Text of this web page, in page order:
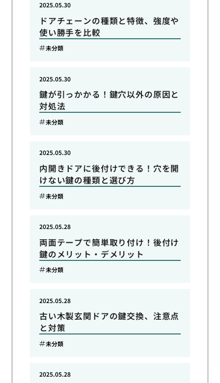
ドアチェーンの種類と特徴、強度や
使い勝手を比較
2025.05.30
未分類
鍵が引っかかる！鍵穴以外の原因と
対処法
2025.05.30
未分類
内開きドアに後付けできる！穴を開
けない鍵の種類と選び方
2025.05.30
未分類
両面テープで簡単取り付け！後付け
鍵のメリット・デメリット
2025.05.28
未分類
古い木製玄関ドアの鍵交換、注意点
と対策
2025.05.28
未分類
2025.05.28